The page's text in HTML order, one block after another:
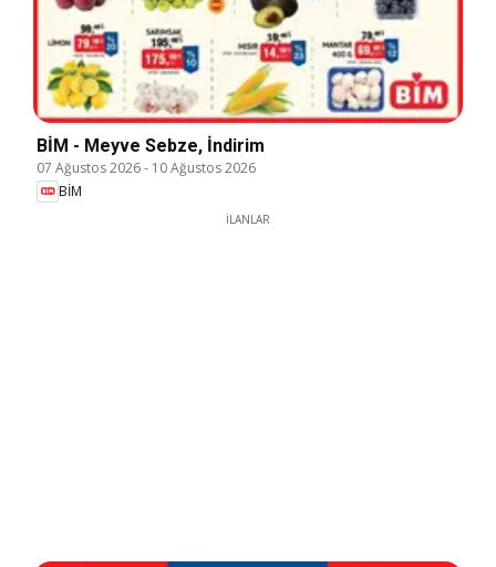
BİM - Meyve Sebze, İndirim
07 Ağustos 2026- 10 Ağustos 2026
BİM
İLANLAR